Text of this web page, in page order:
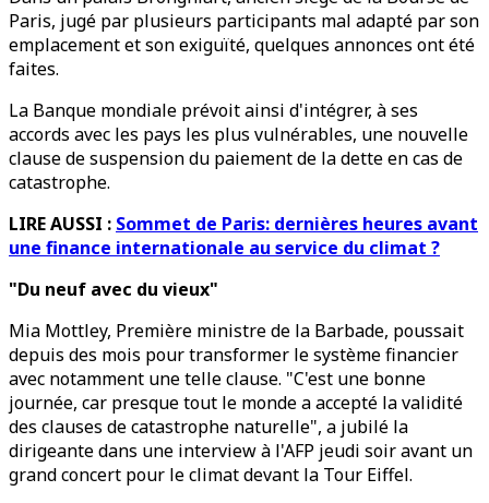
Paris, jugé par plusieurs participants mal adapté par son
emplacement et son exiguïté, quelques annonces ont été
faites.
La Banque mondiale prévoit ainsi d'intégrer, à ses
accords avec les pays les plus vulnérables, une nouvelle
clause de suspension du paiement de la dette en cas de
catastrophe.
LIRE AUSSI : Sommet de Paris: dernières heures avant
une finance internationale au service du climat ?
"Du neuf avec du vieux"
Mia Mottley, Première ministre de la Barbade, poussait
depuis des mois pour transformer le système financier
avec notamment une telle clause. "C'est une bonne
journée, car presque tout le monde a accepté la validité
des clauses de catastrophe naturelle", a jubilé la
dirigeante dans une interview à l'AFP jeudi soir avant un
grand concert pour le climat devant la Tour Eiffel.